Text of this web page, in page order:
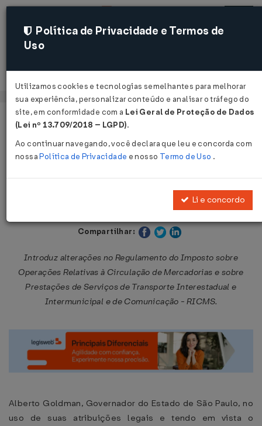
Acessar
Página Inicial Legislações
Decreto nº 56.276 de 13/10/2010
Publicado no DOE - SP em 14 out 2010
Compartilhar:
Introduz alterações no Regulamento do Imposto sobre
Operações Relativas à Circulação de Mercadorias e sobre
Prestações de Serviços de Transporte Interestadual e
Intermunicipal e de Comunicação - RICMS.
Alberto Goldman, Governador do Estado de São Paulo, no
uso de suas atribuições legais e tendo em vista o
Política de Privacidade e Termos de
Uso
Utilizamos cookies e tecnologias semelhantes para melhorar
sua experiência, personalizar conteúdo e analisar o tráfego do
site, em conformidade com a Lei Geral de Proteção de Dados
(Lei nº 13.709/2018 – LGPD).
Ao continuar navegando, você declara que leu e concorda com
nossaPolítica de Privacidade e nosso Termo de Uso .
Li e concordo